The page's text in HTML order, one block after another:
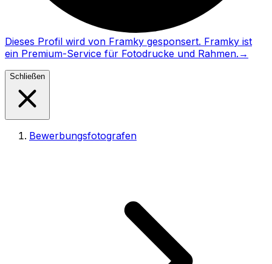
Dieses Profil wird von Framky gesponsert. Framky ist
ein Premium-Service für Fotodrucke und Rahmen. →
Schließen
Bewerbungsfotografen